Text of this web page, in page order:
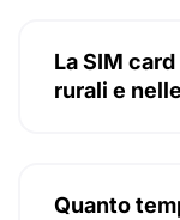
La SIM
rurali e
Quanto